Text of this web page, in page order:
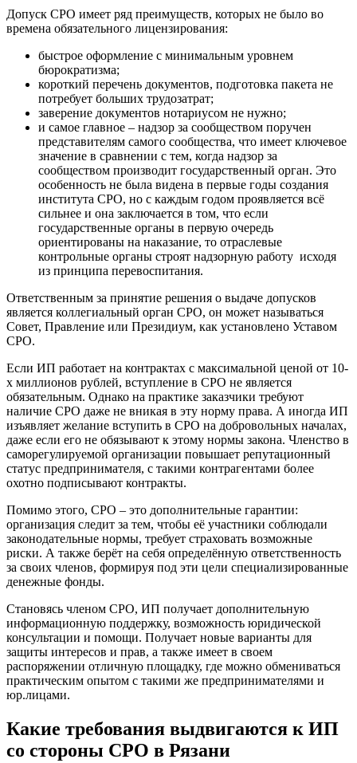
Допуск СРО имеет ряд преимуществ, которых не было во
времена обязательного лицензирования:
быстрое оформление с минимальным уровнем
бюрократизма;
короткий перечень документов, подготовка пакета не
потребует больших трудозатрат;
заверение документов нотариусом не нужно;
и самое главное – надзор за сообществом поручен
представителям самого сообщества, что имеет ключевое
значение в сравнении с тем, когда надзор за
сообществом производит государственный орган. Это
особенность не была видена в первые годы создания
института СРО, но с каждым годом проявляется всё
сильнее и она заключается в том, что если
государственные органы в первую очередь
ориентированы на наказание, то отраслевые
контрольные органы строят надзорную работу исходя
из принципа перевоспитания.
Ответственным за принятие решения о выдаче допусков
является коллегиальный орган СРО, он может называться
Совет, Правление или Президиум, как установлено Уставом
СРО.
Если ИП работает на контрактах с максимальной ценой от 10-
х миллионов рублей, вступление в СРО не является
обязательным. Однако на практике заказчики требуют
наличие СРО даже не вникая в эту норму права. А иногда ИП
изъявляет желание вступить в СРО на добровольных началах,
даже если его не обязывают к этому нормы закона. Членство в
саморегулируемой организации повышает репутационный
статус предпринимателя, с такими контрагентами более
охотно подписывают контракты.
Помимо этого, СРО – это дополнительные гарантии:
организация следит за тем, чтобы её участники соблюдали
законодательные нормы, требует страховать возможные
риски. А также берёт на себя определённую ответственность
за своих членов, формируя под эти цели специализированные
денежные фонды.
Становясь членом СРО, ИП получает дополнительную
информационную поддержку, возможность юридической
консультации и помощи. Получает новые варианты для
защиты интересов и прав, а также имеет в своем
распоряжении отличную площадку, где можно обмениваться
практическим опытом с такими же предпринимателями и
юр.лицами.
Какие требования выдвигаются к ИП
со стороны СРО в Рязани